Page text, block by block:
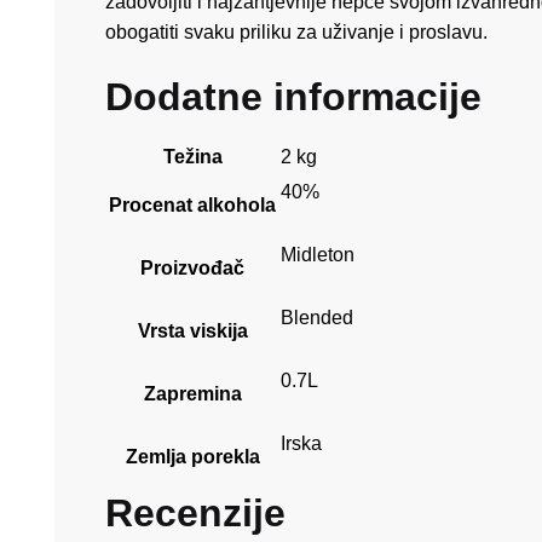
obogatiti svaku priliku za uživanje i proslavu.
Dodatne informacije
Težina 2 kg
Procenat alkohola
40%
Proizvođač
Midleton
Vrsta viskija
Blended
Zapremina
0.7L
Zemlja porekla
Irska
Recenzije